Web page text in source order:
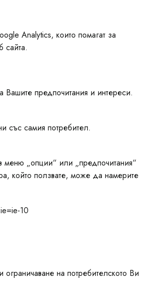
Analytics, които помагат за
сайта.
Вашите предпочитания и интереси.
със самия потребител.
меню „опции“ или „предпочитания“
който ползвате, може да намерите
10
на потребителското Ви